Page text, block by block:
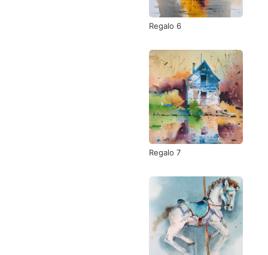
Regalo 6
Regalo 7